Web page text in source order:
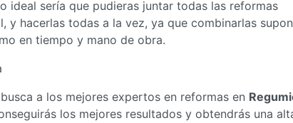
ideal sería que pudieras juntar todas las reformas
y hacerlas todas a la vez, ya que combinarlas
en tiempo y mano de obra.
a los mejores expertos en reformas en
los mejores resultados y obtendrás una